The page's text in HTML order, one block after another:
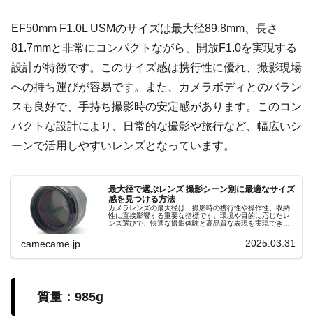
EF50mm F1.0L USMのサイズは最大径89.8mm、長さ
81.7mmと非常にコンパクトながら、開放F1.0を実現する
設計が特徴です。このサイズ感は携行性に優れ、撮影現場
への持ち運びが容易です。また、カメラボディとのバラン
スも良好で、手持ち撮影時の安定感があります。このコン
パクトな設計により、日常的な撮影や旅行など、幅広いシ
ーンで活用しやすいレンズとなっています。
最大径で選ぶレンズ 撮影シーン別に最適なサイズ
感を見つける方法
カメラレンズの最大径は、撮影時の携行性や操作性、収納
性に直接影響する重要な指標です。環境や目的に応じたレ
ンズ選びで、快適な撮影体験と高品質な表現を実現できま
camecame.jp 2025.03.31
質量：985g